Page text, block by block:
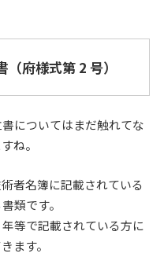
府様式第 2 号）
についてはまだ触れてな
ね。
者名簿に記載されている
類です。
等で記載されている方に
ます。